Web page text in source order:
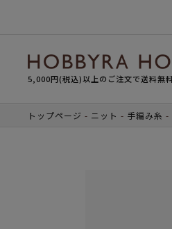
5,000円(税込)以上のご注文で送料無
トップページ ニット 手編み糸